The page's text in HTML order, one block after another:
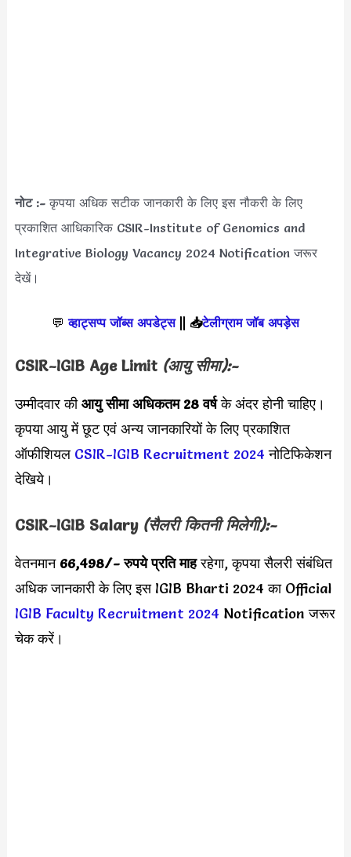
नोट :-कृपया अधिक सटीक जानकारी के लिए इस नौकरी के लिए
प्रकाशित आधिकारिक CSIR-Institute of Genomics and
Integrative Biology Vacancy 2024 Notification जरूर
देखें।
💬 व्हाट्सप्प जॉब्स अपडेट्स|| 📥टेलीग्राम जॉब अपड़ेस
CSIR-IGIB Age Limit (आयु सीमा):-
उम्मीदवार कीआयु सीमा अधिकतम 28 वर्षके अंदर होनी चाहिए।
कृपया आयु में छूट एवं अन्य जानकारियों के लिए प्रकाशित
ऑफीशियल CSIR-IGIB Recruitment 2024 नोटिफिकेशन
देखिये।
CSIR-IGIB Salary (सैलरी कितनी मिलेगी):-
वेतनमान 66,498/- रुपयेप्रति माहरहेगा, कृपया सैलरी संबंधित
अधिक जानकारी के लिए इस IGIB Bharti 2024 का Official
IGIB Faculty Recruitment 2024 Notification जरूर
चेक करें।